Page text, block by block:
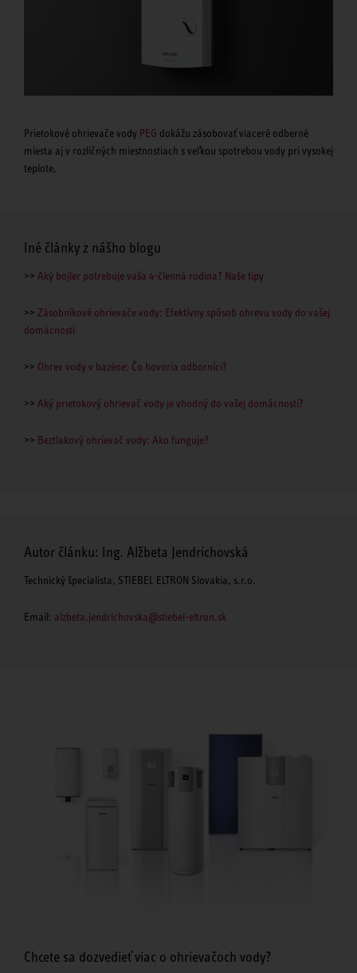
Prietokové ohrievače vody PEG dokážu zásobovať viaceré odberné
miesta aj v rozličných miestnostiach s veľkou spotrebou vody pri vysokej
teplote.
Iné články z nášho blogu
>> Aký bojler potrebuje vaša 4-členná rodina? Naše tipy
>> Zásobníkové ohrievače vody: Efektívny spôsob ohrevu vody do vašej
domácnosti
>> Ohrev vody v bazéne: Čo hovoria odborníci?
>> Aký prietokový ohrievač vody je vhodný do vašej domácnosti?
>> Beztlakový ohrievač vody: Ako funguje?
Autor článku: Ing. Alžbeta Jendrichovská
Technický špecialista, STIEBEL ELTRON Slovakia, s.r.o.
Email: alzbeta.jendrichovska@stiebel-eltron.sk
Chcete sa dozvedieť viac o ohrievačoch vody?